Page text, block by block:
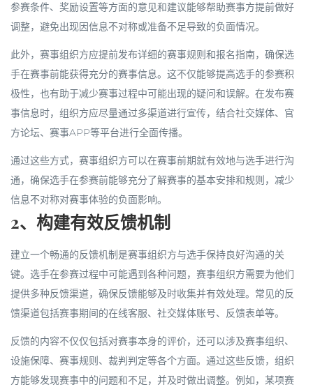
参赛条件、奖励设置等方面的意见和建议能够帮助赛事方提前做好
调整，避免出现因信息不对称或准备不足导致的负面情况。
此外，赛事组织方应提前发布详细的赛事规则和报名指南，确保选
手在赛事前能获得充分的赛事信息。这不仅能够提高选手的参赛积
极性，也有助于减少赛事过程中可能出现的疑问和误解。在发布赛
事信息时，组织方应尽量通过多渠道进行宣传，结合社交媒体、官
方论坛、赛事APP等平台进行全面传播。
通过这些方式，赛事组织方可以在赛事前期就有效地与选手进行沟
通，确保选手在参赛前能够充分了解赛事的基本安排和规则，减少
信息不对称对赛事体验的负面影响。
2、构建有效反馈机制
建立一个畅通的反馈机制是赛事组织方与选手保持良好沟通的关
键。选手在参赛过程中可能遇到各种问题，赛事组织方需要为他们
提供多种反馈渠道，确保反馈能够及时收集并有效处理。常见的反
馈渠道包括赛事期间的在线客服、社交媒体账号、反馈表单等。
反馈的内容不仅仅包括对赛事本身的评价，还可以涉及赛事组织、
设施保障、赛事规则、裁判判定等各个方面。通过这些反馈，组织
方能够发现赛事中的问题和不足，并及时做出调整。例如，某项赛